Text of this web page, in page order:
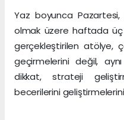
Yaz boyunca
olmak üzere haftada üç
gerçekleştirilen atölye,
geçirmelerini değil,
dikkat, strateji
becerilerini